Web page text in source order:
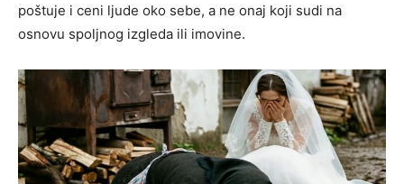
poštuje i ceni ljude oko sebe, a ne onaj koji sudi na
osnovu spoljnog izgleda ili imovine.